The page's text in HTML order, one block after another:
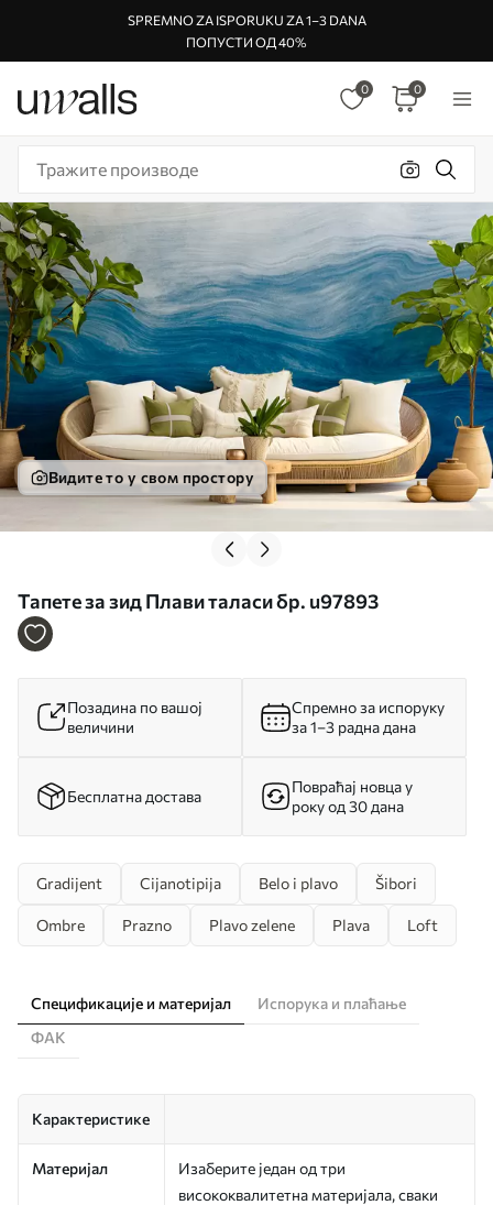
SPREMNO ZA ISPORUKU ZA 1–3 DANA
ПОПУСТИ ОД 40%
0 0
Видите то у свом простору
Тапете за зид Плави таласи бр. u97893
Позадина по вашој
величини
Спремно за испоруку
за 1–3 радна дана
Бесплатна достава
Повраћај новца у
року од 30 дана
Gradijent Cijanotipija Belo i plavo Šibori
Ombre Prazno Plavo zelene Plava Loft
Спецификације и материјал
Испорука и плаћање
ФАК
Карактеристике
Материјал
Изаберите један од три
висококвалитетна материјала, сваки